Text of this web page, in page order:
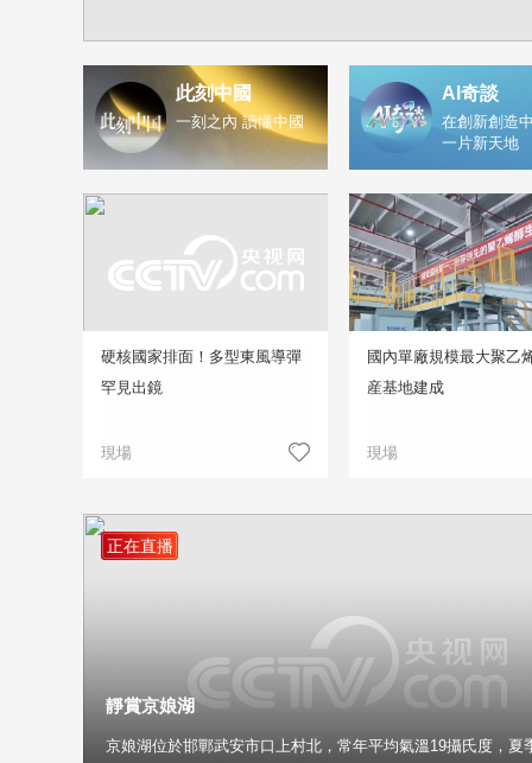
此刻中國
一刻之內 讀懂中國
AI奇談
在創新創造
一片新天地
硬核國家排面！多型東風導彈
罕見出鏡
現場
國內單廠規模最大聚乙
産基地建成
現場
正在直播
靜賞京娘湖
京娘湖位於邯鄲武安市口上村北，常年平均氣溫19攝氏度，夏